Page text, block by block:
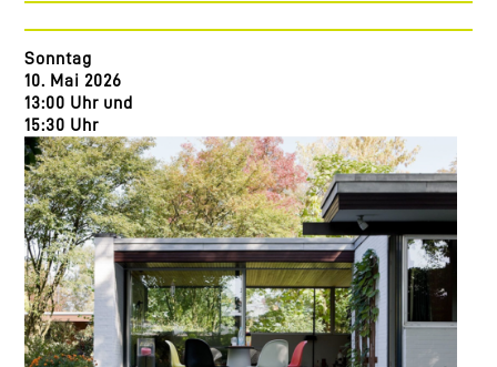
Sonntag
10. Mai 2026
13:00 Uhr und
15:30 Uhr